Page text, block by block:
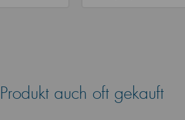
auch oft gekauft